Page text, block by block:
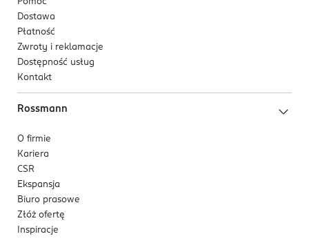
Dostawa
Płatność
Zwroty i reklamacje
Dostępność usług
Kontakt
Rossmann
O firmie
Kariera
CSR
Ekspansja
Biuro prasowe
Złóż ofertę
Inspiracje